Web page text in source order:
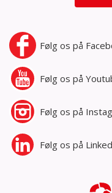
Følg os på
Følg os på
Følg os på
Følg os på